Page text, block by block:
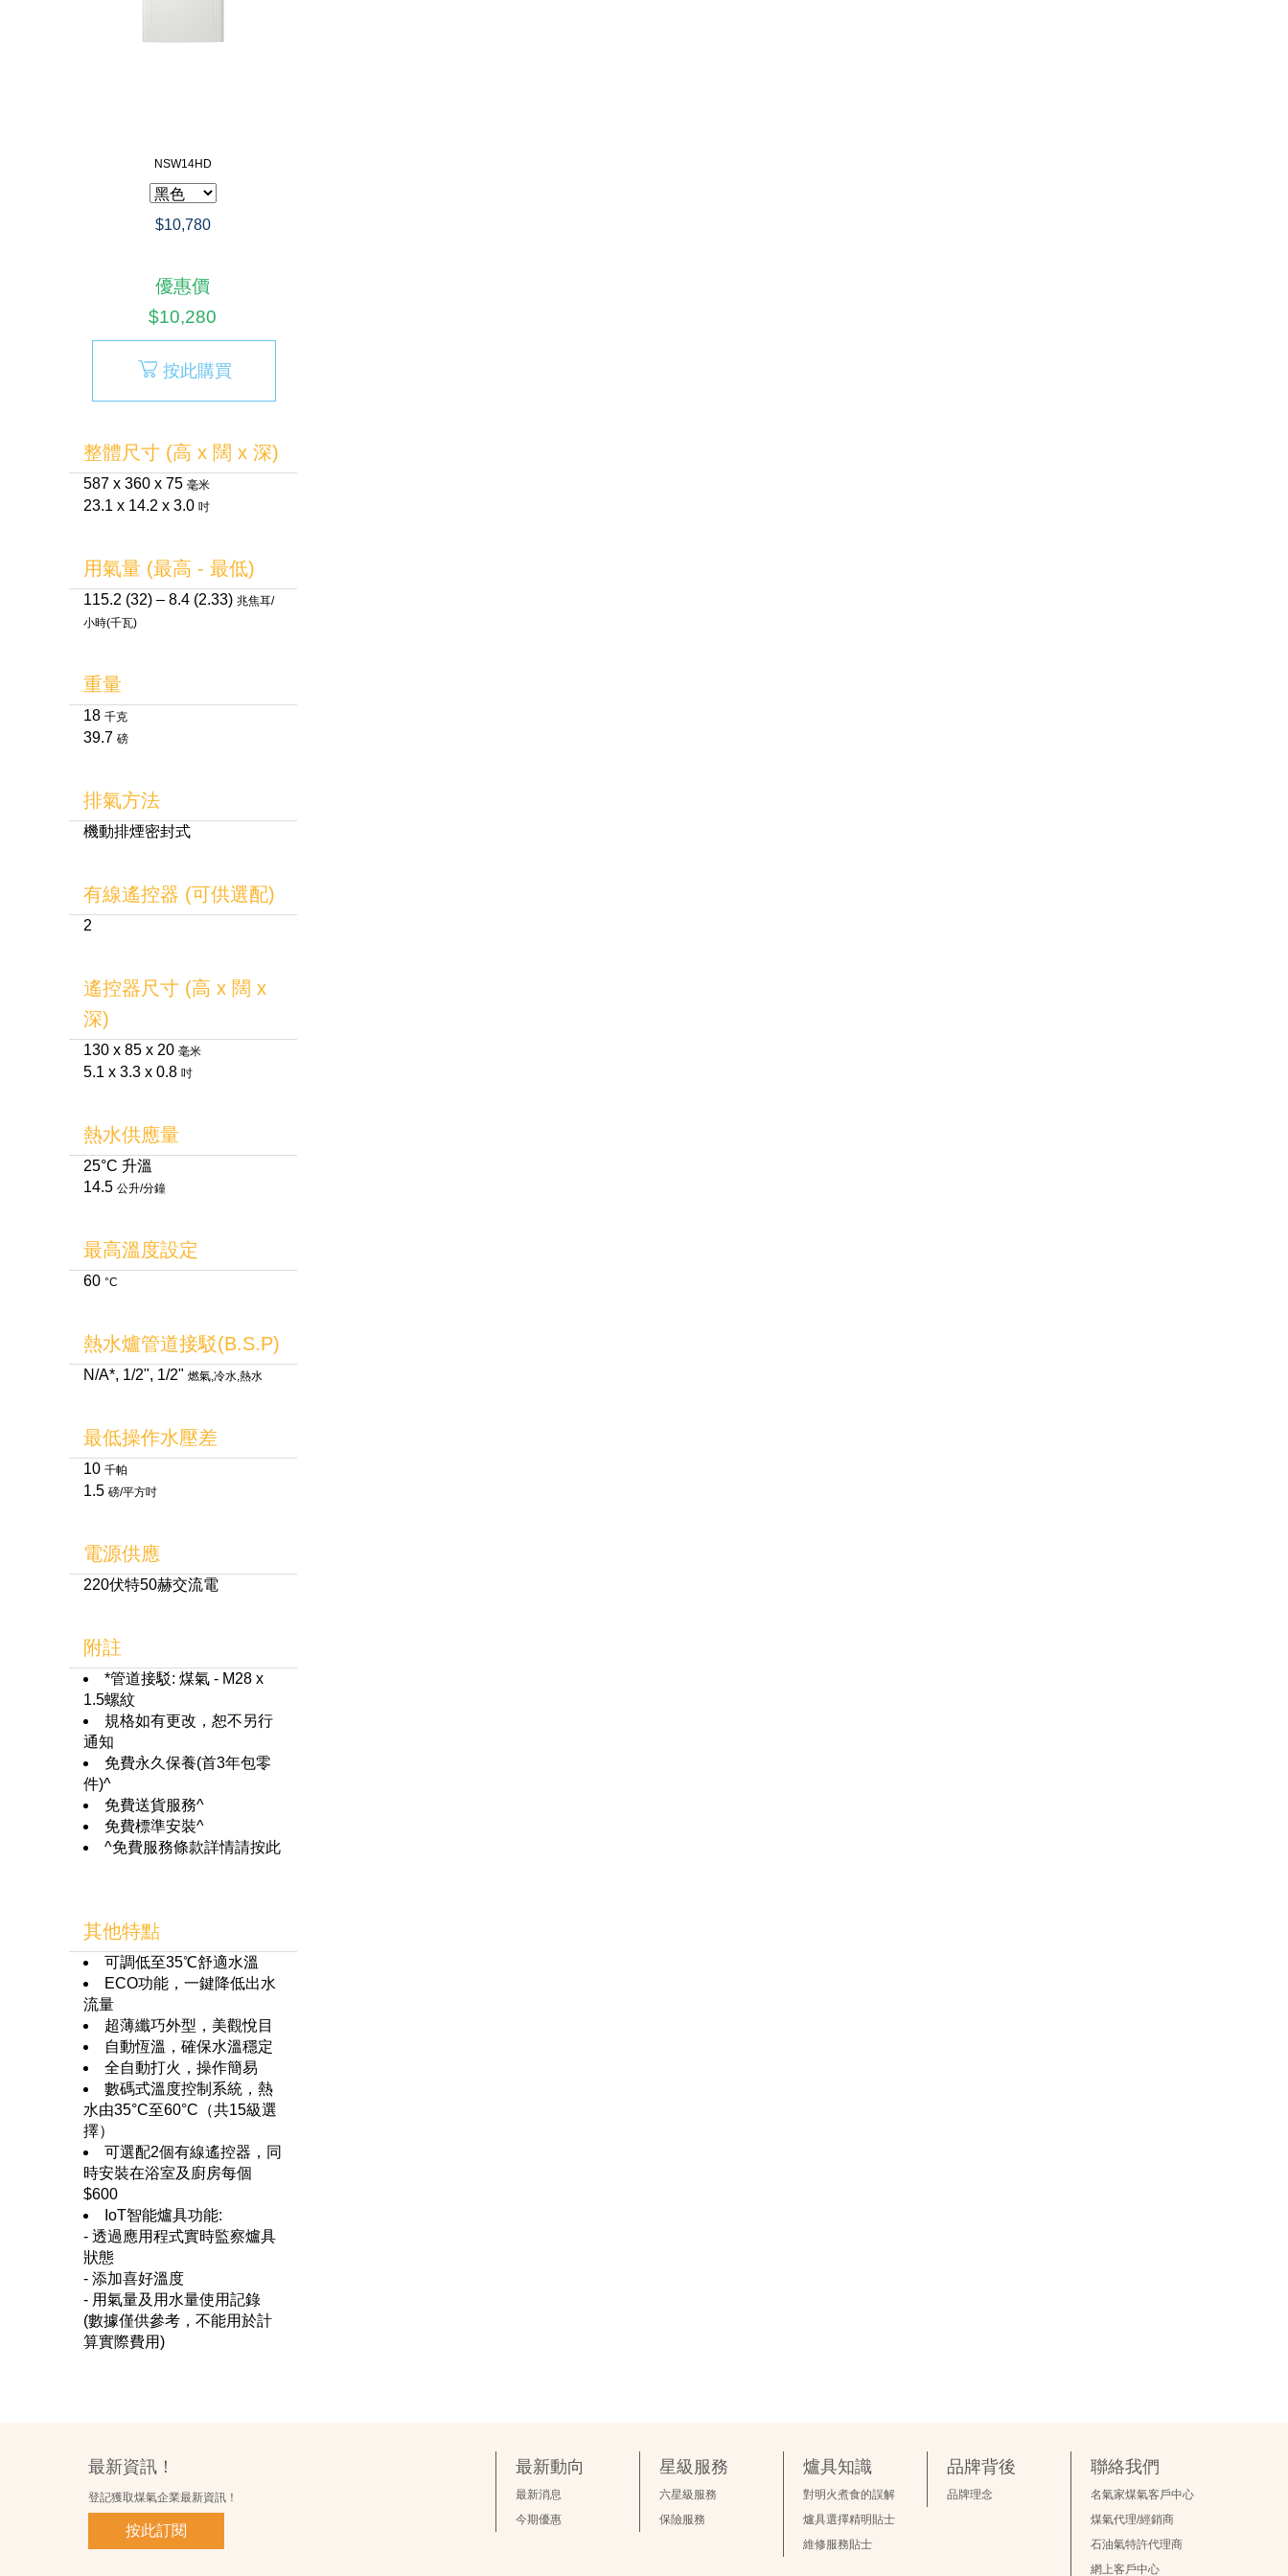
NSW14HD
$10,780
優惠價
$10,280
按此購買
整體尺寸 (高 x 闊 x 深)
587 x 360 x 75 毫米
23.1 x 14.2 x 3.0 吋
用氣量 (最高 - 最低)
115.2 (32) – 8.4 (2.33) 兆焦耳/
小時(千瓦)
重量
18 千克
39.7 磅
排氣方法
機動排煙密封式
有線遙控器 (可供選配)
2
遙控器尺寸 (高 x 闊 x
深)
130 x 85 x 20 毫米
5.1 x 3.3 x 0.8 吋
熱水供應量
25°C 升溫
14.5 公升/分鐘
最高溫度設定
60 °C
熱水爐管道接駁(B.S.P)
N/A*, 1/2", 1/2" 燃氣,冷水,熱水
最低操作水壓差
10 千帕
1.5 磅/平方吋
電源供應
220伏特50赫交流電
附註
*管道接駁: 煤氣 - M28 x
1.5螺紋
規格如有更改，恕不另行
通知
免費永久保養(首3年包零
件)^
免費送貨服務^
免費標準安裝^
^免費服務條款詳情請按此
其他特點
可調低至35℃舒適水溫
ECO功能，一鍵降低出水
流量
超薄纖巧外型，美觀悅目
自動恆溫，確保水溫穩定
全自動打火，操作簡易
數碼式溫度控制系統，熱
水由35°C至60°C（共15級選
擇）
可選配2個有線遙控器，同
時安裝在浴室及廚房每個
$600
IoT智能爐具功能:
- 透過應用程式實時監察爐具
狀態
- 添加喜好溫度
- 用氣量及用水量使用記錄
(數據僅供參考，不能用於計
算實際費用)
最新資訊！
登記獲取煤氣企業最新資訊！
按此訂閱
最新動向
最新消息
今期優惠
星級服務
六星級服務
保險服務
爐具知識
對明火煮食的誤解
爐具選擇精明貼士
維修服務貼士
品牌背後
品牌理念
聯絡我們
名氣家煤氣客戶中心
煤氣代理/經銷商
石油氣特許代理商
網上客戶中心